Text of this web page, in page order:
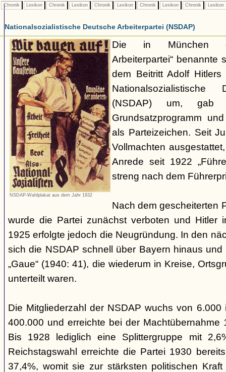
Chronik Lexikon Chronik Lexikon Chronik Lexikon Chronik Lexikon Chronik Lexikon
Nationalsozialistische Deutsche Arbeiterpartei (NSDAP)
NSDAP-Wahlplakat aus dem Jahr 1932
Die in München
Arbeiterpartei“
dem Beitritt Adolf
Nationalsozialistische
(NSDAP) um, gab
Grundsatzprogramm
als Parteizeichen. Seit
Vollmachten
Anrede seit 1922
streng nach dem
Nach dem gescheiterten
wurde die Partei zunächst verboten und Hitler
1925 erfolgte jedoch die Neugründung. In den
sich die NSDAP schnell über Bayern hinaus
„Gaue“ (1940: 41), die wiederum in Kreise,
unterteilt waren.
Die Mitgliederzahl der NSDAP wuchs von
400.000 und erreichte bei der Machtübernahme
Bis 1928 lediglich eine Splittergruppe mit
Reichstagswahl erreichte die Partei 1930
37,4%, womit sie zur stärksten politischen